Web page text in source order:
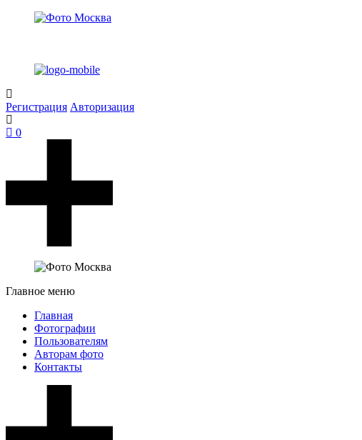
Регистрация Авторизация
0
Главное меню
Главная
Фотографии
Пользователям
Авторам фото
Контакты